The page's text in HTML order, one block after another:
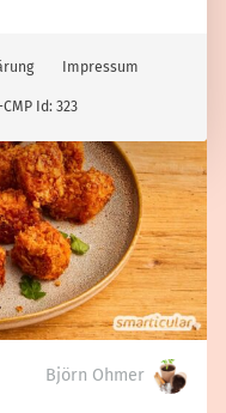
Björn Ohmer
Impressum
Id: 323